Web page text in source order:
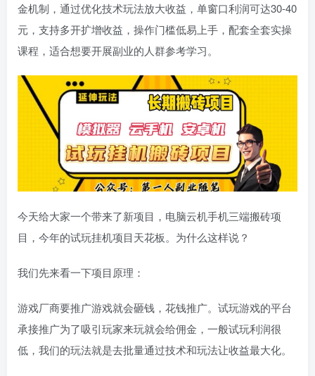
金机制，通过优化技术玩法放大收益，单窗口利润可达30-40
元，支持多开扩增收益，操作门槛低易上手，配套全套实操
课程，适合想要开展副业的人群参考学习。
今天给大家一个带来了新项目，电脑云机手机三端搬砖项
目，今年的试玩挂机项目天花板。为什么这样说？
我们先来看一下项目原理：
游戏厂商要推广游戏就会砸钱，花钱推广。试玩游戏的平台
承接推广为了吸引玩家来玩就会给佣金，一般试玩利润很
低，我们的玩法就是去批量通过技术和玩法让收益最大化。